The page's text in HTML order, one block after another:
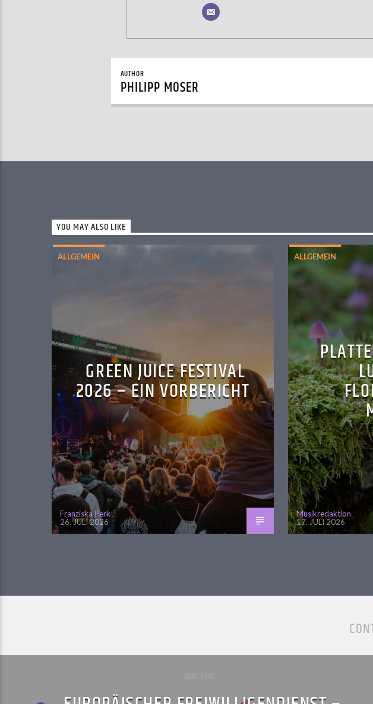
AUTHOR
PHILIPP MOSER
YOU MAY ALSO LIKE
ALLGEMEIN
GREEN JUICE FESTIVAL
2026 – EIN VORBERICHT
Franziska Perk
26. JULI 2026
ALLGEMEIN
Musikredaktion
17. JULI 2026